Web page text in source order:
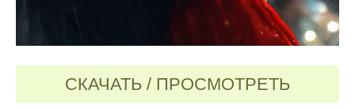
СКАЧАТЬ / ПРОСМОТРЕТЬ